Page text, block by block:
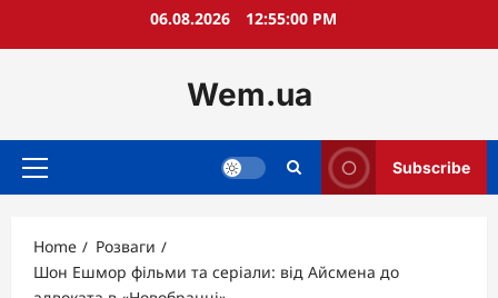
06.08.2026 12:55:01 PM
Wem.ua
Primary
Subscribe
Home
Розваги
Шон Ешмор фільми та серіали: від Айсмена до